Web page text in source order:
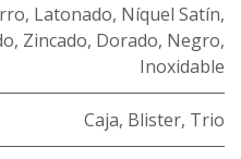
, Latonado, Níquel Satín,
, Zincado, Dorado, Negro,
Inoxidable
Caja, Blister, Trio